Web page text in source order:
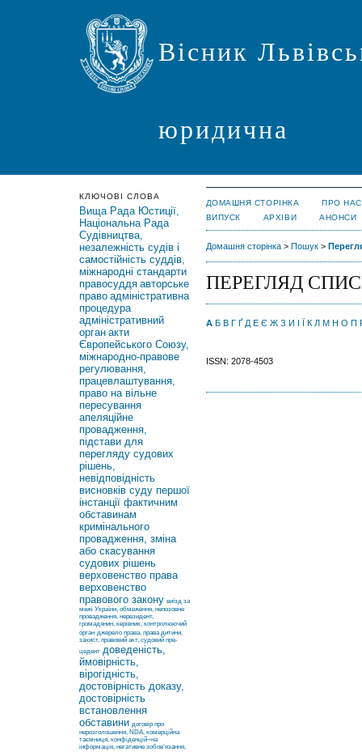
Вісник
юридична
КЛЮЧОВІ СЛОВА
Вища Рада Юстиції,
Національна Рада
Судівництва,
незалежність судів і
самостійність суддів,
міжнародні стандарти
правосуддя авторське
право адміністративна
процедура
адміністративний
орган акти
Європейського Союзу,
міжнародно-правове
регулювання,
працевлаштування,
право на вільне
пересування
апеляційне
провадження,
підстави для
перегляду судових
рішень,
невідповідність
висновків суду першої
інстанції фактичним
обставинам
кримінального
провадження, зміна
або скасування
судових рішень
верховенство права
верховенство
правового закону виїзд за
межі України, обмеження, непозовне
провадження, нерезидент,
громадянин, керівник, контролюючий
орган джерело права, права дитини,
захист, правовий акт, судовий пре-
цедент доведеність,
ймовірність,
вірогідність,
достовірність доказу,
достовірність
встановлення
обставини договір про
нерозголошення, NDA, комерційна
таємниця, конфіденцій¬на
інформація, негативне зобов’язання,
ДОМАШНЯ СТОРІНКА
ПРО НАС
ВИПУСК
АРХІВИ АНОНСИ
Домашня сторінка> Пошук>
ПЕРЕГЛЯД
А Б В Г Ґ Д Е Є Ж З И І Ї К Л М Н О П
ISSN: 2078-4503